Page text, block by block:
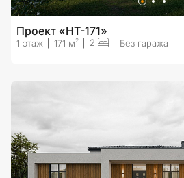
Проект «HT-171»
1 этаж 171 м2 2 Без гаража